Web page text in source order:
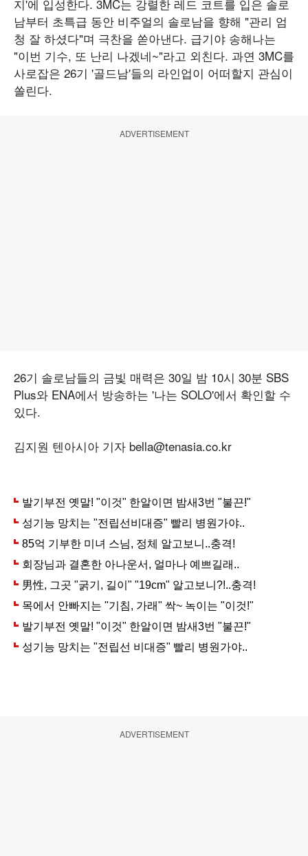
지'에 입성한다. 3MC는 강렬한 레드 코트를 입은 솔로
남부터 초특급 동안 비주얼의 솔로남을 향해 "관리 엄
청 잘 하셨다"며 극찬을 쏟아낸다. 급기야 송해나는
"이번 기수, 또 난리 나겠네~"라고 외친다. 과연 3MC를
사로잡은 26기 '골드남'들의 라인업이 어떠할지 관심이
쏠린다.
ADVERTISEMENT
26기 솔로남들의 금빛 매력은 30일 밤 10시 30분 SBS
Plus와 ENA에서 방송하는 '나는 SOLO'에서 확인할 수
있다.
김지원 텐아시아 기자 bella@tenasia.co.kr
ADVERTISEMENT